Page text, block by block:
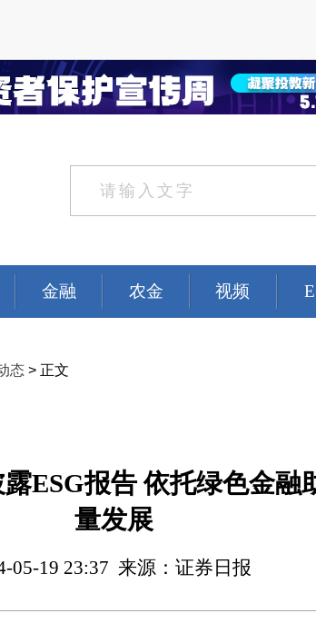
金融 农金 视频
态 > 正文
ESG报告 依托绿色金融
量发展
05-19 23:37 来源：证券日报